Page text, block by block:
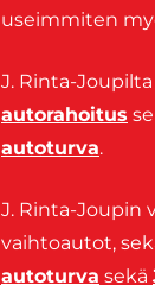
useimmiten
J. Rinta-
autorahoitus
autoturva.
J. Rinta-Joupin
vaihtoautot,
autoturva sekä